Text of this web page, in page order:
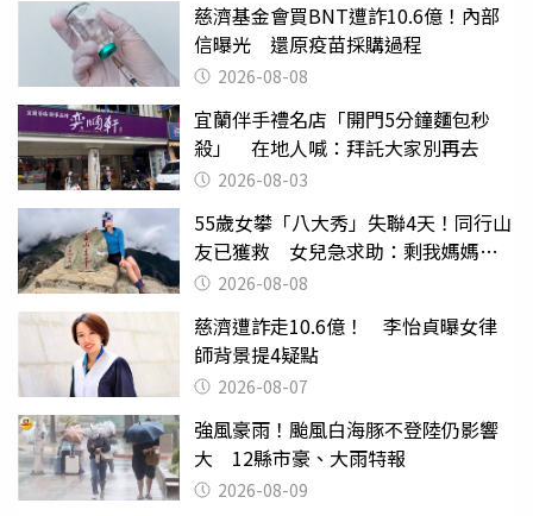
慈濟基金會買BNT遭詐10.6億！內部
信曝光 還原疫苗採購過程
2026-08-08
宜蘭伴手禮名店「開門5分鐘麵包秒
殺」 在地人喊：拜託大家別再去
2026-08-03
55歲女攀「八大秀」失聯4天！同行山
友已獲救 女兒急求助：剩我媽媽還
沒找到
2026-08-08
慈濟遭詐走10.6億！ 李怡貞曝女律
師背景提4疑點
2026-08-07
強風豪雨！颱風白海豚不登陸仍影響
大 12縣市豪、大雨特報
2026-08-09